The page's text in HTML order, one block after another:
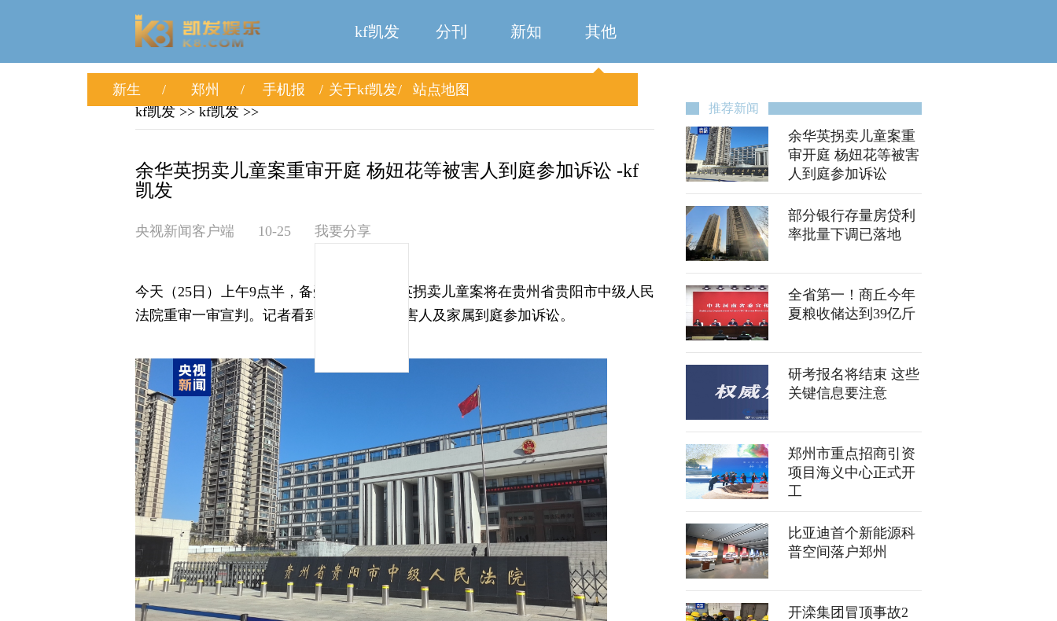
kf凯发 分刊 新知 其他
新生 郑州 手机报 关于kf凯发
站点地图
kf凯发 >> kf凯发 >>
余华英拐卖儿童案重审开庭 杨妞花等被害人到庭参加诉讼 -kf
凯发
央视新闻客户端 10-25 我要分享
今天（25日）上午9点半，备受关注的余华英拐卖儿童案将在贵州省贵阳市中级人民
法院重审一审宣判。记者看到，杨妞花等被害人及家属到庭参加诉讼。
推荐新闻
余华英拐卖儿童案重
审开庭 杨妞花等被害
人到庭参加诉讼
部分银行存量房贷利
率批量下调已落地
全省第一！商丘今年
夏粮收储达到39亿斤
研考报名将结束 这些
关键信息要注意
郑州市重点招商引资
项目海义中心正式开
工
比亚迪首个新能源科
普空间落户郑州
开滦集团冒顶事故2